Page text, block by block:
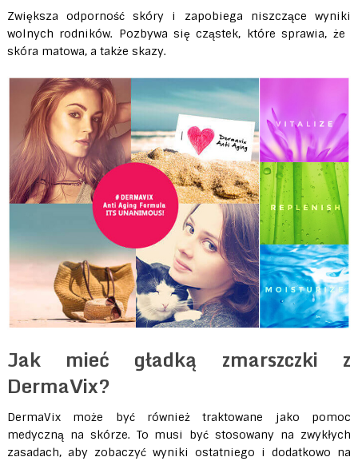
Zwiększa odporność skóry i zapobiega niszczące wyniki
wolnych rodników. Pozbywa się cząstek, które sprawia, że ​​
skóra matowa, a także skazy.
Jak mieć gładką zmarszczki z
DermaVix?
DermaVix może być również traktowane jako pomoc
medyczną na skórze. To musi być stosowany na zwykłych
zasadach, aby zobaczyć wyniki ostatniego i dodatkowo na